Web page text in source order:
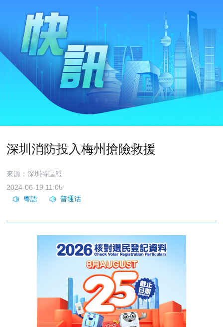
深圳消防投入梅州搶險救援
來源：深圳特區報
2024-06-19 11:05